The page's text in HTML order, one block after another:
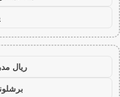
ريال